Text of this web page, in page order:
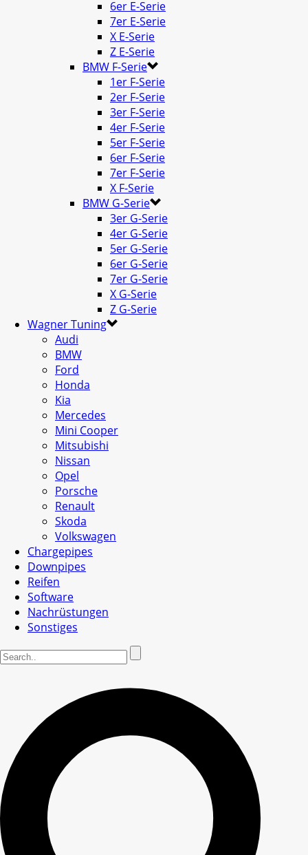
6er E-Serie
7er E-Serie
X E-Serie
Z E-Serie
BMW F-Serie
1er F-Serie
2er F-Serie
3er F-Serie
4er F-Serie
5er F-Serie
6er F-Serie
7er F-Serie
X F-Serie
BMW G-Serie
3er G-Serie
4er G-Serie
5er G-Serie
6er G-Serie
7er G-Serie
X G-Serie
Z G-Serie
Wagner Tuning
Audi
BMW
Ford
Honda
Kia
Mercedes
Mini Cooper
Mitsubishi
Nissan
Opel
Porsche
Renault
Skoda
Volkswagen
Chargepipes
Downpipes
Reifen
Software
Nachrüstungen
Sonstiges